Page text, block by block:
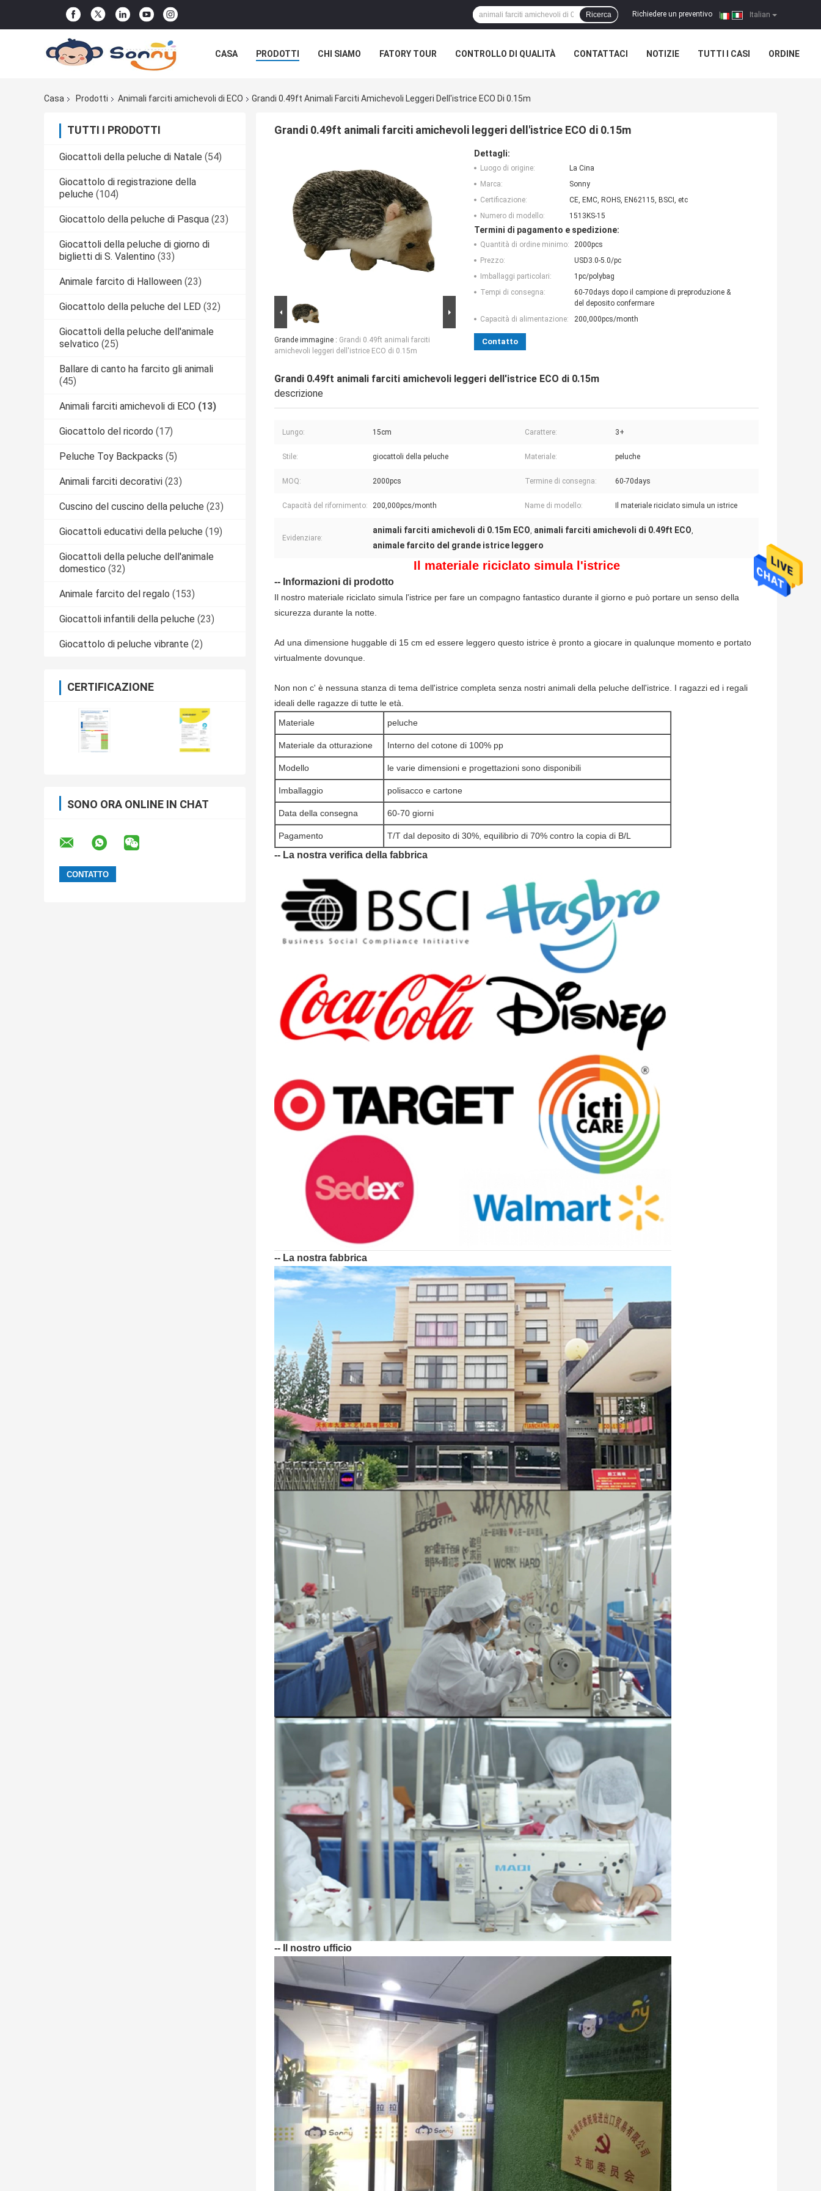
Italian
Richiedere un preventivo |
Ricerca
CASA PRODOTTI CHI SIAMO FATORY TOUR CONTROLLO DI QUALITÀ CONTATTACI NOTIZIE TUTTI I CASI ORDINE
Casa Prodotti Animali farciti amichevoli di ECO Grandi 0.49ft Animali Farciti Amichevoli Leggeri Dell'istrice ECO Di 0.15m
TUTTI I PRODOTTI
Giocattoli della peluche di Natale (54)
Giocattolo di registrazione della
peluche (104)
Giocattolo della peluche di Pasqua (23)
Giocattoli della peluche di giorno di
biglietti di S. Valentino (33)
Animale farcito di Halloween (23)
Giocattolo della peluche del LED (32)
Giocattoli della peluche dell'animale
selvatico (25)
Ballare di canto ha farcito gli animali
(45)
Animali farciti amichevoli di ECO (13)
Giocattolo del ricordo (17)
Peluche Toy Backpacks (5)
Animali farciti decorativi (23)
Cuscino del cuscino della peluche (23)
Giocattoli educativi della peluche (19)
Giocattoli della peluche dell'animale
domestico (32)
Animale farcito del regalo (153)
Giocattoli infantili della peluche (23)
Giocattolo di peluche vibrante (2)
CERTIFICAZIONE
SONO ORA ONLINE IN CHAT
Grandi 0.49ft animali farciti amichevoli leggeri dell'istrice ECO di 0.15m
Grande immagine : Grandi 0.49ft animali farciti
amichevoli leggeri dell'istrice ECO di 0.15m
Dettagli:
Luogo di origine:
La Cina
Marca:
Sonny
Certificazione:
CE, EMC, ROHS, EN62115, BSCI, etc
Numero di modello:
1513KS-15
Termini di pagamento e spedizione:
Quantità di ordine minimo:
2000pcs
Prezzo:
USD3.0-5.0/pc
Imballaggi particolari:
1pc/polybag
Tempi di consegna:
60-70days dopo il campione di preproduzione &
del deposito confermare
Capacità di alimentazione:
200,000pcs/month
Contatto
Grandi 0.49ft animali farciti amichevoli leggeri dell'istrice ECO di 0.15m
descrizione
Lungo: 15cm Carattere: 3+
Stile: giocattoli della peluche Materiale: peluche
MOQ: 2000pcs Termine di consegna: 60-70days
Capacità del rifornimento: 200,000pcs/month Name di modello: Il materiale riciclato simula un istrice
Evidenziare:
animali farciti amichevoli di 0.15m ECO, animali farciti amichevoli di 0.49ft ECO,
animale farcito del grande istrice leggero
Il materiale riciclato simula l'istrice
-- Informazioni di prodotto
Il nostro materiale riciclato simula l'istrice per fare un compagno fantastico durante il giorno e può portare un senso della
sicurezza durante la notte.
Ad una dimensione huggable di 15 cm ed essere leggero questo istrice è pronto a giocare in qualunque momento e portato
virtualmente dovunque.
Non non c' è nessuna stanza di tema dell'istrice completa senza nostri animali della peluche dell'istrice. I ragazzi ed i regali
ideali delle ragazze di tutte le età.
Materiale
peluche
Materiale da otturazione Interno del cotone di 100% pp
Modello le varie dimensioni e progettazioni sono disponibili
Imballaggio polisacco e cartone
Data della consegna 60-70 giorni
Pagamento T/T dal deposito di 30%, equilibrio di 70% contro la copia di B/L
-- La nostra verifica della fabbrica
-- La nostra fabbrica
-- Il nostro ufficio